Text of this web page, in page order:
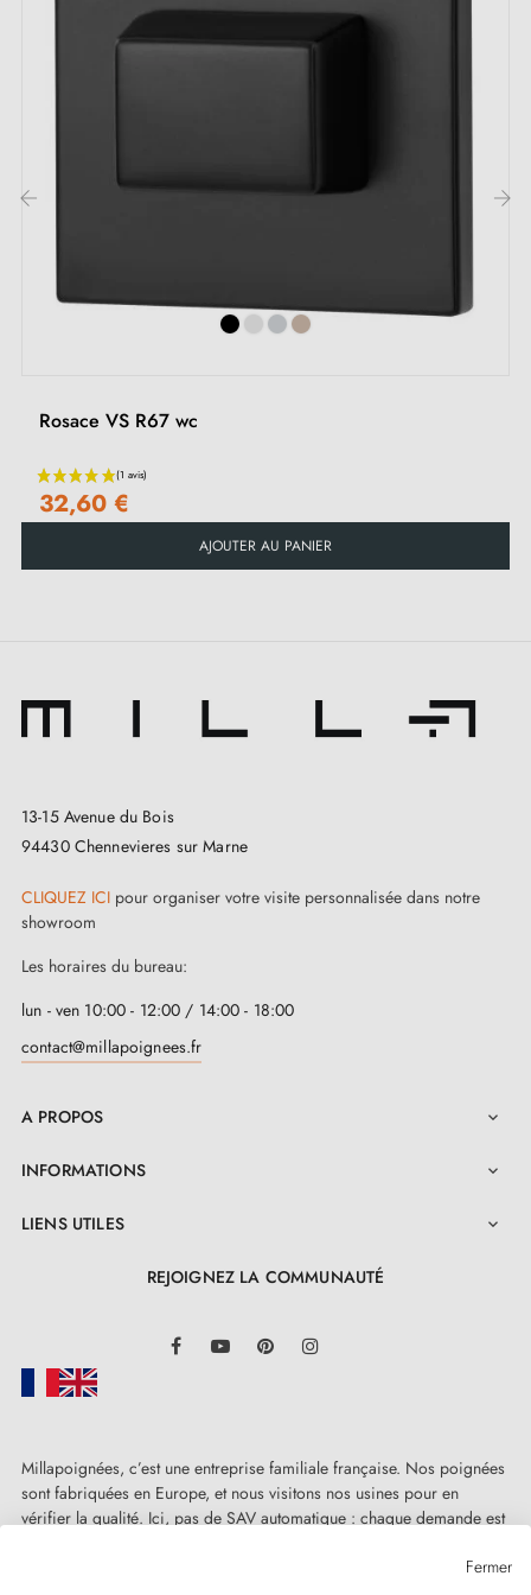
ovale, rectangulaire, cachée) est une solution
intemporelle et universelle. Pour cette poignée, les
condamnation
adaptée à vos besoins.
3. Les types de serrures de porte et la
différence entre serrures de chambre,
serrures à barillet et serrures à condamnation
Rosace VS R67 wc
32,60 €
AJOUTER AU PANIER
13-15 Avenue du Bois
94430 Chennevieres sur Marne
CLIQUEZ ICI pour organiser votre visite personnalisée dans notre
showroom
Les horaires du bureau:
lun - ven 10:00 - 12:00 / 14:00 - 18:00
contact@millapoignees.fr
A PROPOS 
INFORMATIONS 
LIENS UTILES 
REJOIGNEZ LA COMMUNAUTÉ
FacebookYouTube Pinterest
Millapoignées, c’est une entreprise familiale française. Nos poignées
sont fabriquées en Europe, et nous visitons nos usines pour en
vérifier la qualité. Ici, pas de SAV automatique : chaque demande est
Fermer